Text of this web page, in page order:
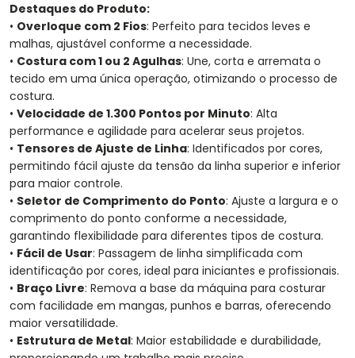
Destaques do Produto:
• Overloque com 2 Fios: Perfeito para tecidos leves e
malhas, ajustável conforme a necessidade.
• Costura com 1 ou 2 Agulhas: Une, corta e arremata o
tecido em uma única operação, otimizando o processo de
costura.
• Velocidade de 1.300 Pontos por Minuto: Alta
performance e agilidade para acelerar seus projetos.
• Tensores de Ajuste de Linha: Identificados por cores,
permitindo fácil ajuste da tensão da linha superior e inferior
para maior controle.
• Seletor de Comprimento do Ponto: Ajuste a largura e o
comprimento do ponto conforme a necessidade,
garantindo flexibilidade para diferentes tipos de costura.
• Fácil de Usar: Passagem de linha simplificada com
identificação por cores, ideal para iniciantes e profissionais.
• Braço Livre: Remova a base da máquina para costurar
com facilidade em mangas, punhos e barras, oferecendo
maior versatilidade.
• Estrutura de Metal: Maior estabilidade e durabilidade,